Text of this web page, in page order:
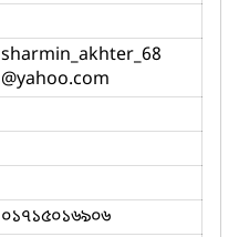
sharmin_akhter_68
@yahoo.com
০১৭১৫০১৬৯০৬